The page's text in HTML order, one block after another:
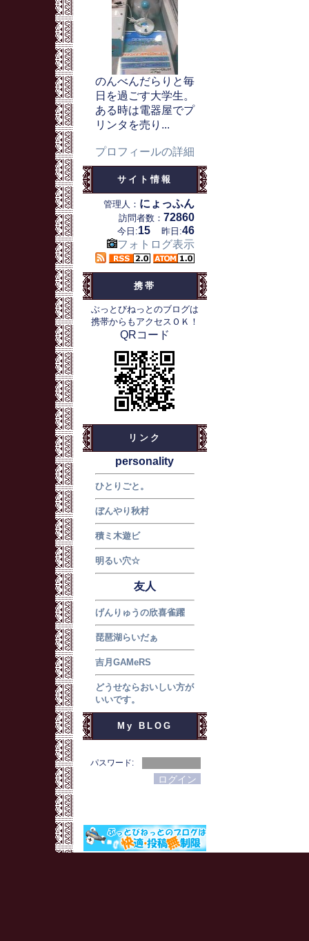
のんべんだらりと毎
日を過ごす大学生。
ある時は電器屋でプ
リンタを売り...
プロフィールの詳細
サイト情報
管理人： にょっふん
訪問者数： 72860
今日:15 昨日:46
フォトログ表示
携帯
ぶっとびねっとのブログは
携帯からもアクセスＯＫ！
QRコード
リンク
personality
ひとりごと。
ぼんやり秋村
積ミ木遊ビ
明るい穴☆
友人
げんりゅうの欣喜雀躍
琵琶湖らいだぁ
吉月GAMeRS
どうせならおいしい方が
いいです。
My BLOG
パスワード: